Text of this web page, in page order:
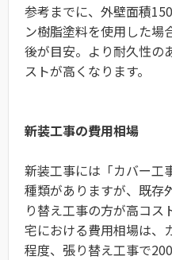
参考までに、外壁面積
ン樹脂塗料を使用した場
後が目安。より耐久性の
ストが高くなります。
新装工事の費用相場
新装工事には「カバー工
種類がありますが、既存
り替え工事の方が高コ
宅における費用相場は、
程度、張り替え工事で